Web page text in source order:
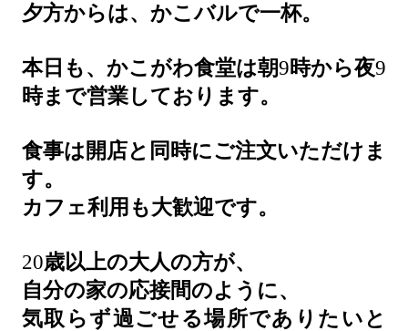
夕方からは、かこバルで一杯。
本日も、かこがわ食堂は朝9 時から夜9
時まで営業しております。
食事は開店と同時にご注文いただけま
す。
カフェ利用も大歓迎です。
20歳以上の大人の方が、
自分の家の応接間のように、
気取らず過ごせる場所でありたいと